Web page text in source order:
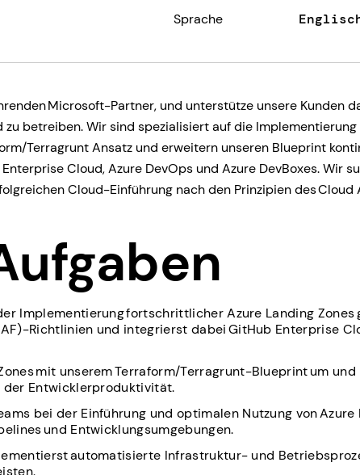
Sprache
Microsoft-Partner, und unterstütze unsere Kunden
zu betreiben. Wir sind spezialisiert auf die
Terragrunt Ansatz und erweitern unseren Blueprint
Cloud, Azure DevOps und Azure DevBoxes. Wir
Cloud-Einführung nach den Prinzipien des
Implementierung fortschrittlicher Azure Landing Zones
Richtlinien und integrierst dabei GitHub Enterprise
mit unserem Terraform/Terragrunt-Blueprint um
der Entwicklerproduktivität.
bei der Einführung und optimalen Nutzung von Azure
und Entwicklungsumgebungen.
automatisierte Infrastruktur- und